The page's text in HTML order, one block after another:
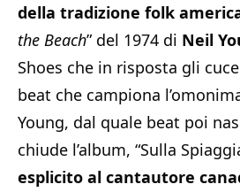
della tradizione folk
the Beach” del 1974 di Neil
Shoes che in risposta gli
beat che campiona
Young, dal quale beat poi
chiude l’album, “Sulla
esplicito al cantautore